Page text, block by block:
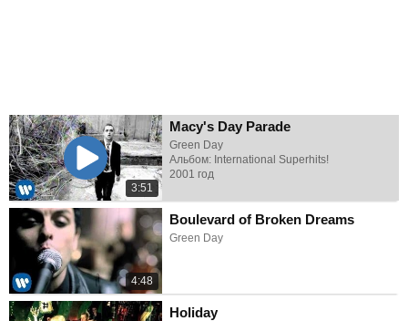
3:51
Macy's Day Parade
Green Day
Альбом: International Superhits!
2001 год
4:48
Boulevard of Broken Dreams
Green Day
Holiday